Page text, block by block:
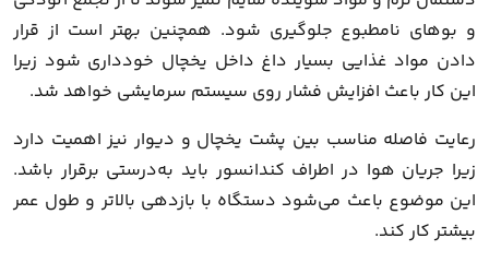
و بوهای نامطبوع جلوگیری شود. همچنین بهتر است از قرار
دادن مواد غذایی بسیار داغ داخل یخچال خودداری شود زیرا
این کار باعث افزایش فشار روی سیستم سرمایشی خواهد شد.
رعایت فاصله مناسب بین پشت یخچال و دیوار نیز اهمیت دارد
زیرا جریان هوا در اطراف کندانسور باید به‌درستی برقرار باشد.
این موضوع باعث می‌شود دستگاه با بازدهی بالاتر و طول عمر
بیشتر کار کند.